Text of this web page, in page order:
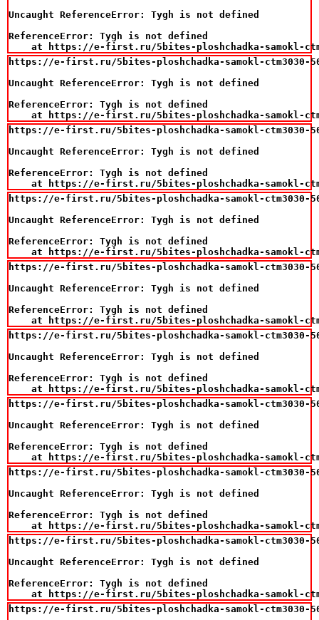
Uncaught ReferenceError: Tygh is not defined
ReferenceError: Tygh is not defined
at https://e-first.ru/5bites-ploshchadka-samokl-
https://e-first.ru/5bites-ploshchadka-samokl-ctm3030-
Uncaught ReferenceError: Tygh is not defined
ReferenceError: Tygh is not defined
at https://e-first.ru/5bites-ploshchadka-samokl-
https://e-first.ru/5bites-ploshchadka-samokl-ctm3030-
Uncaught ReferenceError: Tygh is not defined
ReferenceError: Tygh is not defined
at https://e-first.ru/5bites-ploshchadka-samokl-
https://e-first.ru/5bites-ploshchadka-samokl-ctm3030-
Uncaught ReferenceError: Tygh is not defined
ReferenceError: Tygh is not defined
at https://e-first.ru/5bites-ploshchadka-samokl-
https://e-first.ru/5bites-ploshchadka-samokl-ctm3030-
Uncaught ReferenceError: Tygh is not defined
ReferenceError: Tygh is not defined
at https://e-first.ru/5bites-ploshchadka-samokl-
https://e-first.ru/5bites-ploshchadka-samokl-ctm3030-
Uncaught ReferenceError: Tygh is not defined
ReferenceError: Tygh is not defined
at https://e-first.ru/5bites-ploshchadka-samokl-
https://e-first.ru/5bites-ploshchadka-samokl-ctm3030-
Uncaught ReferenceError: Tygh is not defined
ReferenceError: Tygh is not defined
at https://e-first.ru/5bites-ploshchadka-samokl-
https://e-first.ru/5bites-ploshchadka-samokl-ctm3030-
Uncaught ReferenceError: Tygh is not defined
ReferenceError: Tygh is not defined
at https://e-first.ru/5bites-ploshchadka-samokl-
https://e-first.ru/5bites-ploshchadka-samokl-ctm3030-
Uncaught ReferenceError: Tygh is not defined
ReferenceError: Tygh is not defined
at https://e-first.ru/5bites-ploshchadka-samokl-
https://e-first.ru/5bites-ploshchadka-samokl-ctm3030-